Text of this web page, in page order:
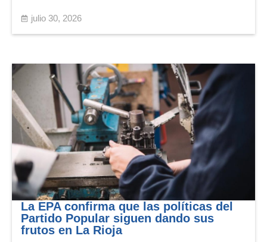
julio 30, 2026
La EPA confirma que las políticas del
Partido Popular siguen dando sus
frutos en La Rioja